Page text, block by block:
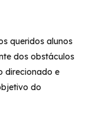
queridos alunos
dos obstáculos
direcionado e
do